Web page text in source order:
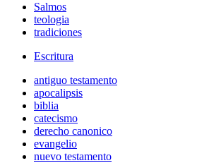
Salmos
teologia
tradiciones
Escritura
antiguo testamento
apocalipsis
biblia
catecismo
derecho canonico
evangelio
nuevo testamento